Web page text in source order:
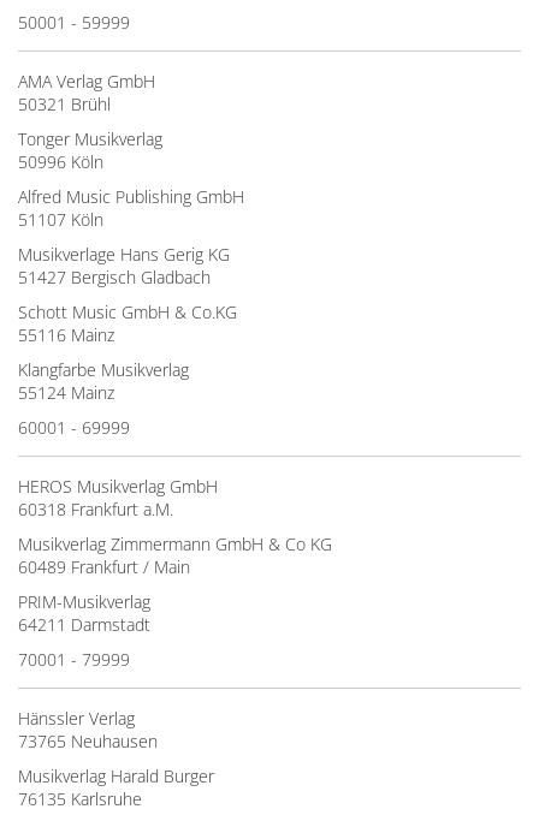
50001 - 59999
AMA Verlag GmbH
50321 Brühl
Tonger Musikverlag
50996 Köln
Alfred Music Publishing GmbH
51107 Köln
Musikverlage Hans Gerig KG
51427 Bergisch Gladbach
Schott Music GmbH & Co.KG
55116 Mainz
Klangfarbe Musikverlag
55124 Mainz
60001 - 69999
HEROS Musikverlag GmbH
60318 Frankfurt a.M.
Musikverlag Zimmermann GmbH & Co KG
60489 Frankfurt / Main
PRIM-Musikverlag
64211 Darmstadt
70001 - 79999
Hänssler Verlag
73765 Neuhausen
Musikverlag Harald Burger
76135 Karlsruhe